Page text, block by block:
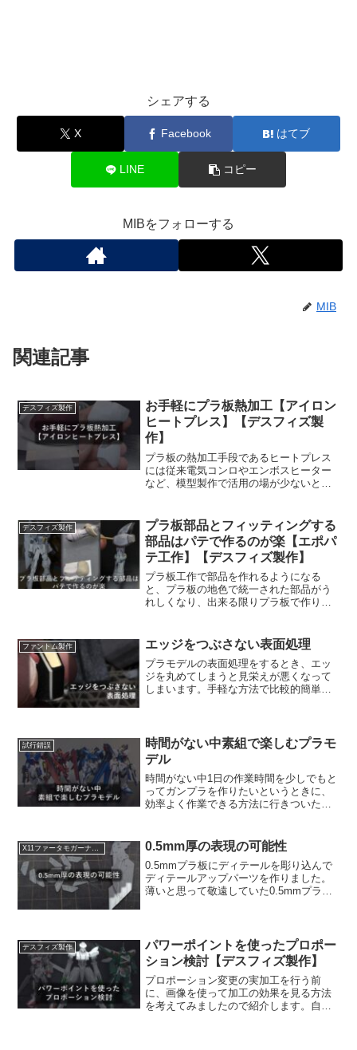
シェアする
X Facebook はてブ
LINE コピー
MIBをフォローする
MIB
関連記事
デスフィズ製作
お手軽にプラ板熱加工【アイロン
ヒートプレス】【デスフィズ製
作】
プラ板の熱加工手段であるヒートプレス
には従来電気コンロやエンボスヒーター
など、模型製作で活用の場が少ないと感
ではないでしょうか。本記事ではヒート
プレスを手軽に行うために、ご家庭にあ
る通常のアイロンを使ってプラ板を加熱
することでヒートプレスを行う方法を解
説しています。
デスフィズ製作
プラ板部品とフィッティングする
部品はパテで作るのが楽【エポパ
テ工作】【デスフィズ製作】
プラ板工作で部品を作れるようになる
と、プラ板の地色で統一された部品がう
れしくなり、出来る限りプラ板で作りた
ラ板工作の部品を凝れば凝るほど接地面
が複雑になり、フィッティングが難しく
なります。そんな時は無理にプラ板にこ
だわらず、パテを使って作ると早くて楽
です。
ファントム製作 エッジをつぶさない表面処理
プラモデルの表面処理をするとき、エッ
ジを丸めてしまうと見栄えが悪くなって
しまいます。手軽な方法で比較的簡単に
試行錯誤
時間がない中素組で楽しむプラモ
デル
時間がない中1日の作業時間を少しでもと
ってガンプラを作りたいというときに、
効率よく作業できる方法に行きついたの
X11ファータモガーナフルクロス 0.5mm厚の表現の可能性
0.5mmプラ板にディテールを彫り込んで
ディテールアップパーツを作りました。
薄いと思って敬遠していた0.5mmプラ板
デスフィズ製作
パワーポイントを使ったプロポー
ション検討【デスフィズ製作】
プロポーション変更の実加工を行う前
に、画像を使って加工の効果を見る方法
を考えてみましたので紹介します。自分